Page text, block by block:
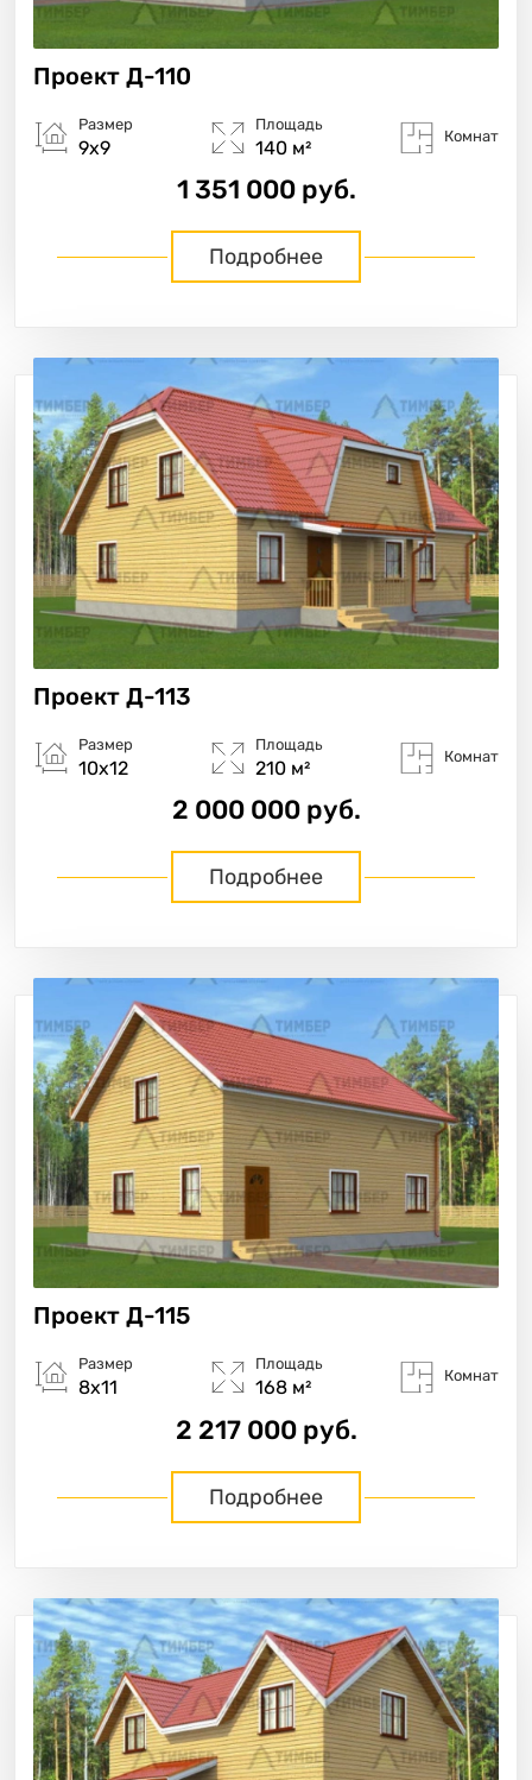
Проект Д-110
Размер
9х9
Площадь
140 м²
Комнат
1 351 000 руб.
Подробнее
Проект Д-113
Размер
10х12
Площадь
210 м²
Комнат
2 000 000 руб.
Подробнее
Проект Д-115
Размер
8х11
Площадь
168 м²
Комнат
2 217 000 руб.
Подробнее